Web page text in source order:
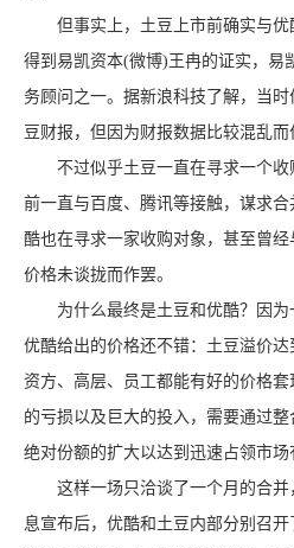
但事实上，土豆上市前确实与优
得到易凯资本(微博)王冉的证实，易
务顾问之一。据新浪科技了解，当
豆财报，但因为财报数据比较混乱而
不过似乎土豆一直在寻求一个收
前一直与百度、腾讯等接触，谋求
酷也在寻求一家收购对象，甚至曾
价格未谈拢而作罢。
为什么最终是土豆和优酷？因为
优酷给出的价格还不错：土豆溢价
资方、高层、员工都能有好的价格
的亏损以及巨大的投入，需要通过
绝对份额的扩大以达到迅速占领市场
这样一场只洽谈了一个月的合并
息宣布后，优酷和土豆内部分别召